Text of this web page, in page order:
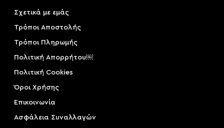
Σχετικά με εμάς
Τρόποι Αποστολής
Τρόποι Πληρωμής
Πολιτική Απορρήτου￼
Πολιτική Cookies
Όροι Χρήσης
Επικοινωνία
Ασφάλεια Συναλλαγών